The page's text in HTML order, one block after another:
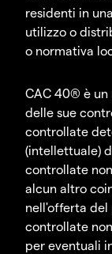
residenti in
utilizzo o
o normativa
CAC 40® è un
delle sue
controllate
(intellettuale)
controllate
alcun altro
nell'offerta del
controllate
per eventuali